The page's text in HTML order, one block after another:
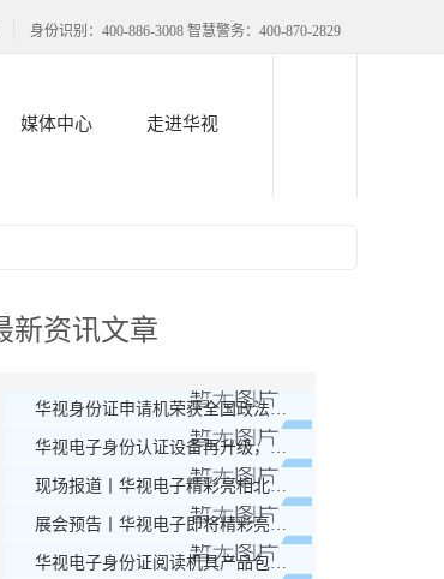
身份识别：400-886-3008 智慧警务：400-870-2829
媒体中心 走进华视
新资讯文章
华视身份证申请机荣获全国政法智能化-智慧警务创新产品奖
华视电子身份认证设备再升级，人脸核验为主流
现场报道丨华视电子精彩亮相北京警装展
展会预告丨华视电子即将精彩亮相2019年北京警装展
华视电子身份证阅读机具产品包装更换通知！